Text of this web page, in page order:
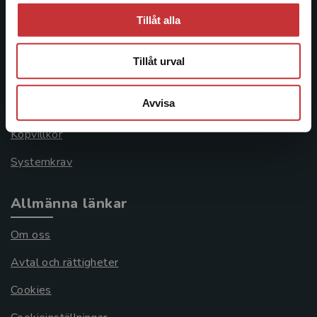
Tillåt alla
Tillåt urval
Avvisa
046-31 21 00
Köpvillkor
Systemkrav
Allmänna länkar
Om oss
Avtal och rättigheter
Cookies